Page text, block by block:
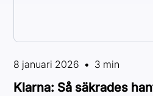
8 januari 2026 • 3 min
Klarna: Så säkrades